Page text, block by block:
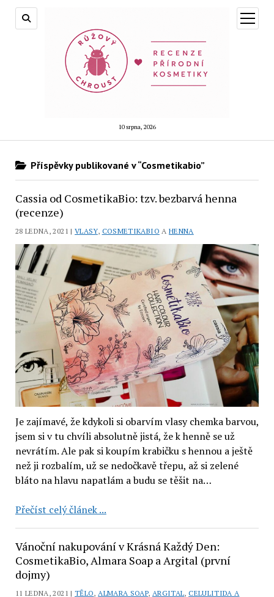
10 srpna, 2026
otevřít
menu
Příspěvky publikované v “Cosmetikabio”
Cassia od CosmetikaBio: tzv. bezbarvá henna
(recenze)
28 LEDNA, 2021 |VLASY, COSMETIKABIO A HENNA
Je zajímavé, že kdykoli si obarvím vlasy chemka barvou,
jsem si v tu chvíli absolutně jistá, že k henně se už
nevrátím. Ale pak si koupím krabičku s hennou a ještě
než ji rozbalím, už se nedočkavě třepu, až si zelené
bláto na hlavu napatlám a budu se těšit na…
Přečíst celý článek ...Cassia
tzv.
bezbarvá
Vánoční nakupování v Krásná Každý Den:
CosmetikaBio, Almara Soap a Argital (první
dojmy)
11 LEDNA, 2021 |TĚLO, ALMARA SOAP, ARGITAL,CELULITIDA A